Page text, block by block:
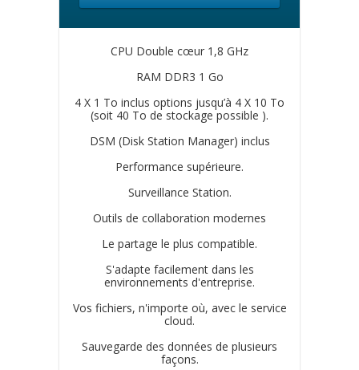
CPU Double cœur 1,8 GHz
RAM DDR3 1 Go
4 X 1 To inclus options jusqu’à 4 X 10 To
(soit 40 To de stockage possible ).
DSM (Disk Station Manager) inclus
Performance supérieure.
Surveillance Station.
Outils de collaboration modernes
Le partage le plus compatible.
S'adapte facilement dans les
environnements d'entreprise.
Vos fichiers, n'importe où, avec le service
cloud.
Sauvegarde des données de plusieurs
façons.